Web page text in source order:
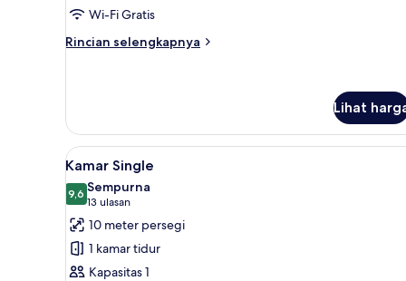
Wi-Fi Gratis
Rincian selengkapnya
Rincian
Single
Basic
Lihat
Lihat
semua
foto
untuk
Kamar
Single
Selimut bulu angsa, brankas,
6
Kamar Single
9,69,6 dari 10
Sempurna
13 ulasan
(13
ulasan)
10 meter persegi
1 kamar tidur
Kapasitas 1